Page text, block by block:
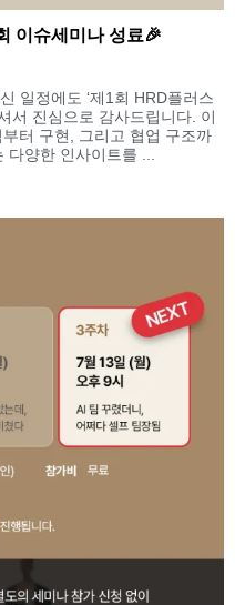
이슈세미나 성료🎉
일정에도 ‘제1회 HRD플러스
서 진심으로 감사드립니다. 이
터 구현, 그리고 협업 구조까
양한 인사이트를 ...